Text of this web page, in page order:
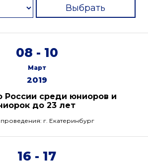
Выбрать
08 - 10
Март
2019
России среди юниоров и
до 23 лет
г. Екатеринбург
16 - 17